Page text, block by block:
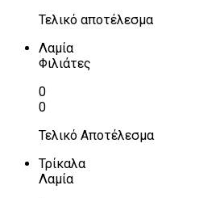
Τελικό αποτέλεσμα
Λαμία
Φιλιάτες
0
0
Τελικό Αποτέλεσμα
Τρίκαλα
Λαμία